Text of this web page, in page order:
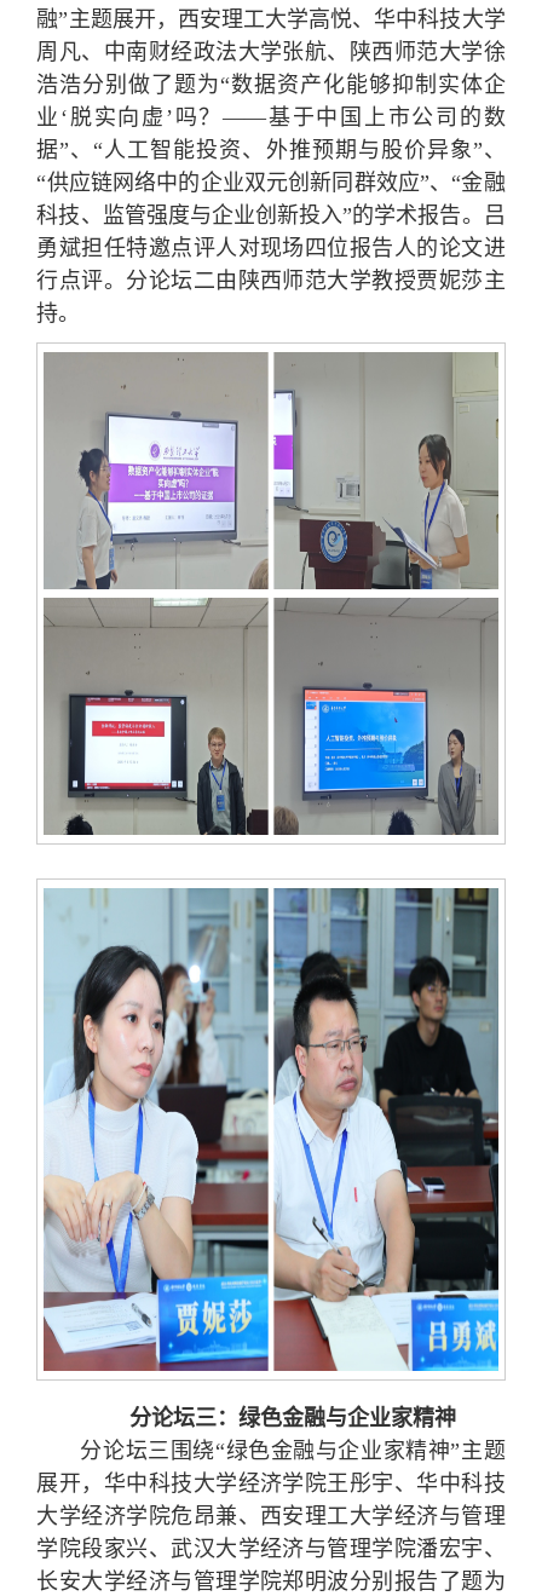
融”主题展开，西安理工大学高悦、华中科技大学
周凡、中南财经政法大学张航、陕西师范大学徐
浩浩分别做了题为“数据资产化能够抑制实体企
业‘脱实向虚’吗？——基于中国上市公司的数
据”、“人工智能投资、外推预期与股价异象”、
“供应链网络中的企业双元创新同群效应”、“金融
科技、监管强度与企业创新投入”的学术报告。吕
勇斌担任特邀点评人对现场四位报告人的论文进
行点评。分论坛二由陕西师范大学教授贾妮莎主
持。
分论坛三：绿色金融与企业家精神
分论坛三围绕“绿色金融与企业家精神”主题
展开，华中科技大学经济学院王彤宇、华中科技
大学经济学院危昂兼、西安理工大学经济与管理
学院段家兴、武汉大学经济与管理学院潘宏宇、
长安大学经济与管理学院郑明波分别报告了题为